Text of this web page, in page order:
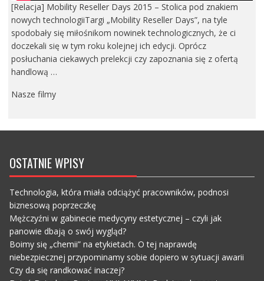
[Relacja] Mobility Reseller Days 2015 – Stolica pod znakiem
nowych technologiiTargi „Mobility Reseller Days”, na tyle
spodobały się miłośnikom nowinek technologicznych, że ci
doczekali się w tym roku kolejnej ich edycji. Oprócz
posłuchania ciekawych prelekcji czy zapoznania się z ofertą
handlową …
Nasze filmy
OSTATNIE WPISY
Technologia, która miała odciążyć pracowników, podnosi
biznesową poprzeczkę
Mężczyźni w gabinecie medycyny estetycznej – czyli jak
panowie dbają o swój wygląd?
Boimy się „chemii” na etykietach. O tej naprawdę
niebezpiecznej przypominamy sobie dopiero w sytuacji awarii
Czy da się randkować inaczej?